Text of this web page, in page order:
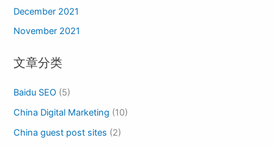
December 2021
November 2021
文章分类
Baidu SEO (5)
China Digital Marketing (10)
China guest post sites (2)